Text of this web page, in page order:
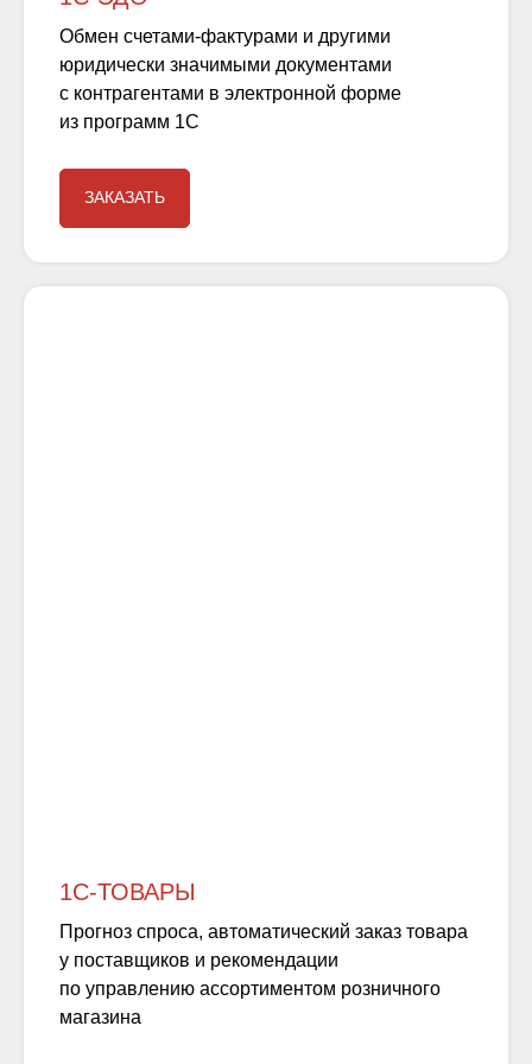
Обмен счетами-фактурами и другими
юридически значимыми документами
с контрагентами в электронной форме
из программ 1С
ЗАКАЗАТЬ
1С-ТОВАРЫ
Прогноз спроса, автоматический заказ товара
у поставщиков и рекомендации
по управлению ассортиментом розничного
магазина